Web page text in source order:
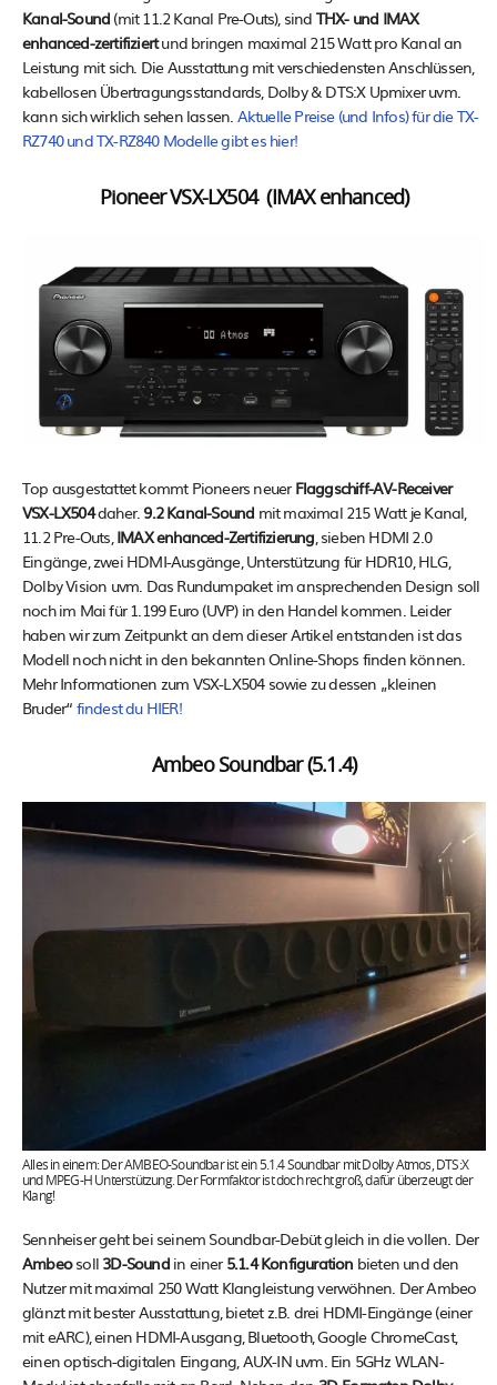
Kanal-Sound (mit 11.2 Kanal Pre-Outs), sind THX- und IMAX
enhanced-zertifiziertund bringen maximal 215 Watt pro Kanal an
Leistung mit sich. Die Ausstattung mit verschiedensten Anschlüssen,
kabellosen Übertragungsstandards, Dolby & DTS:X Upmixer uvm.
kann sich wirklich sehen lassen. Aktuelle Preise (und Infos) für die TX-
RZ740 und TX-RZ840 Modelle gibt es hier!
Pioneer VSX-LX504 (IMAX enhanced)
Top ausgestattet kommt Pioneers neuer Flaggschiff-AV-Receiver
VSX-LX504daher. 9.2 Kanal-Sound mit maximal 215 Watt je Kanal,
11.2 Pre-Outs, IMAX enhanced-Zertifizierung , sieben HDMI 2.0
Eingänge, zwei HDMI-Ausgänge, Unterstützung für HDR10, HLG,
Dolby Vision uvm. Das Rundumpaket im ansprechenden Design soll
noch im Mai für 1.199 Euro (UVP) in den Handel kommen. Leider
haben wir zum Zeitpunkt an dem dieser Artikel entstanden ist das
Modell noch nicht in den bekannten Online-Shops finden können.
Mehr Informationen zum VSX-LX504 sowie zu dessen „kleinen
Bruder“ findest du HIER!
Ambeo Soundbar (5.1.4)
Alles in einem: Der AMBEO-Soundbar ist ein 5.1.4 Soundbar mit Dolby Atmos, DTS:X
und MPEG-H Unterstützung. Der Formfaktor ist doch recht groß, dafür überzeugt der
Klang!
Sennheiser geht bei seinem Soundbar-Debüt gleich in die vollen. Der
Ambeosoll 3D-Soundin einer 5.1.4 Konfiguration bieten und den
Nutzer mit maximal 250 Watt Klangleistung verwöhnen. Der Ambeo
glänzt mit bester Ausstattung, bietet z.B. drei HDMI-Eingänge (einer
mit eARC), einen HDMI-Ausgang, Bluetooth, Google ChromeCast,
einen optisch-digitalen Eingang, AUX-IN uvm. Ein 5GHz WLAN-